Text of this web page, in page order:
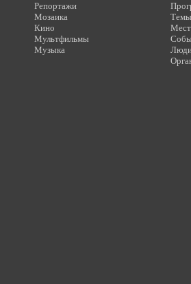
Репортажи
Мозаика
Кино
Мультфильмы
Музыка
Темы